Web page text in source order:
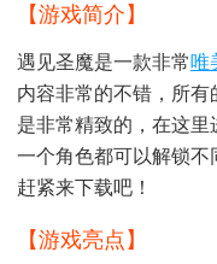
【游戏简介】
遇见圣魔是一款非常唯
内容非常的不错，所有
是非常精致的，在这
一个角色都可以解锁
赶紧来下载吧！
【游戏亮点】